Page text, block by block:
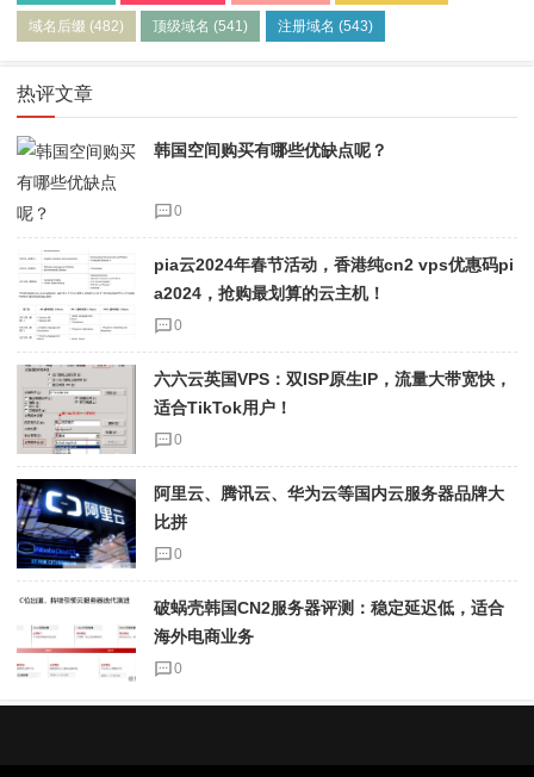
域名后缀 (482) 顶级域名 (541) 注册域名 (543)
热评文章
韩国空间购买有哪些优缺点呢？
0
pia云2024年春节活动，香港纯cn2 vps优惠码pi
a2024，抢购最划算的云主机！
0
六六云英国VPS：双ISP原生IP，流量大带宽快，
适合TikTok用户！
0
阿里云、腾讯云、华为云等国内云服务器品牌大
比拼
0
破蜗壳韩国CN2服务器评测：稳定延迟低，适合
海外电商业务
0